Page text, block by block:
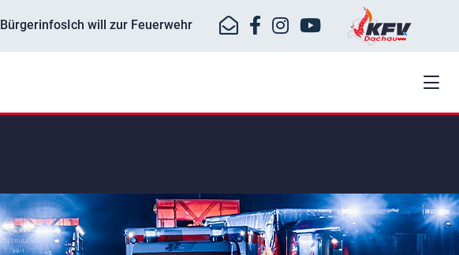
BürgerinfosIch will zur Feuerwehr